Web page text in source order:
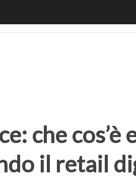
che cos’è
il retail